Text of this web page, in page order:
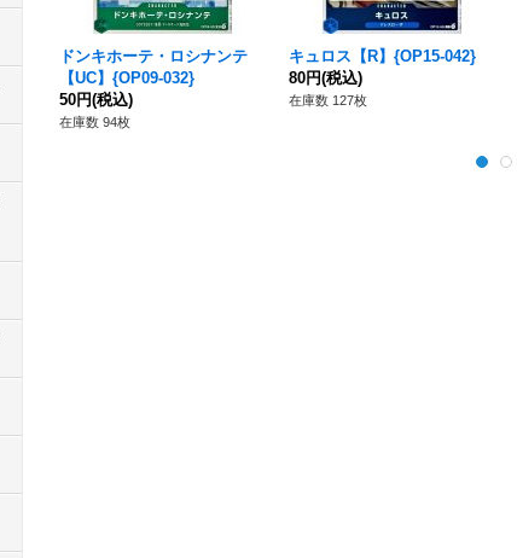
ドンキホーテ・ロシナンテ
【UC】{OP09-032}
50円(税込)
在庫数 94枚
キュロス【R】{OP15-042}
80円(税込)
在庫数 127枚